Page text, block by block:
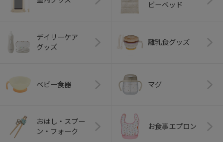
ビーベッド
デイリーケア
グッズ
離乳食グッズ
ベビー食器 マグ
おはし・スプー
ン・フォーク
お食事エプロン